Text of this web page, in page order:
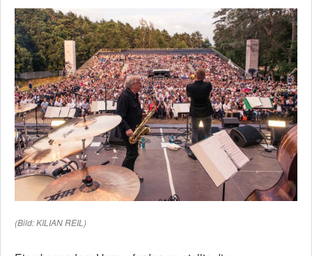
(Bild: KILIAN REIL)